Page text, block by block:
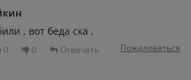
, вот беда ска ,
0 0 Отвечать Пожаловаться